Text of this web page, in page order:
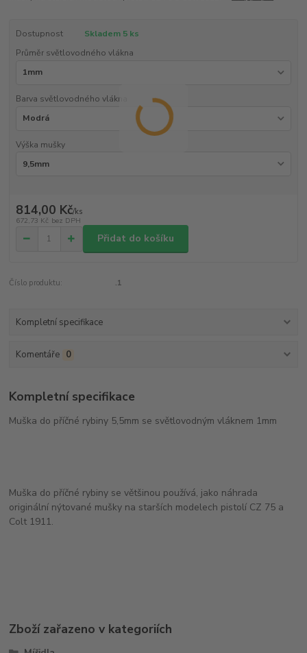
Dostupnost
Skladem 5 ks
Průměr světlovodného vlákna
Barva světlovodného vlákna
Výška mušky
814,00 Kč/ks
672,73 Kč bez DPH
Přidat do košíku
Číslo produktu: .1
Kompletní specifikace
Komentáře 0
Kompletní specifikace
Muška do příčné rybiny 5,5mm se světlovodným vláknem 1mm
Muška do příčné rybiny se většinou používá, jako náhrada
originální nýtované mušky na starších modelech pistolí CZ 75 a
Colt 1911.
Zboží zařazeno v kategoriích